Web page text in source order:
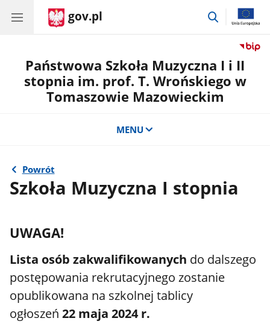
gov.pl
przejdź
Państwowa Szkoła Muzyczna I i II
stopnia im. prof. T. Wrońskiego w
Tomaszowie Mazowieckim
MENU
Powrót
Szkoła Muzyczna I stopnia
UWAGA!
Lista osób zakwalifikowanych do dalszego
postępowania rekrutacyjnego zostanie
opublikowana na szkolnej tablicy
ogłoszeń22 maja 2024 r.